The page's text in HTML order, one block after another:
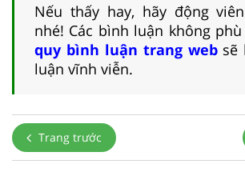
Nếu thấy hay, hãy động
nhé! Các bình luận không
quy bình luận trang websẽ
luận vĩnh viễn.
Trang trước